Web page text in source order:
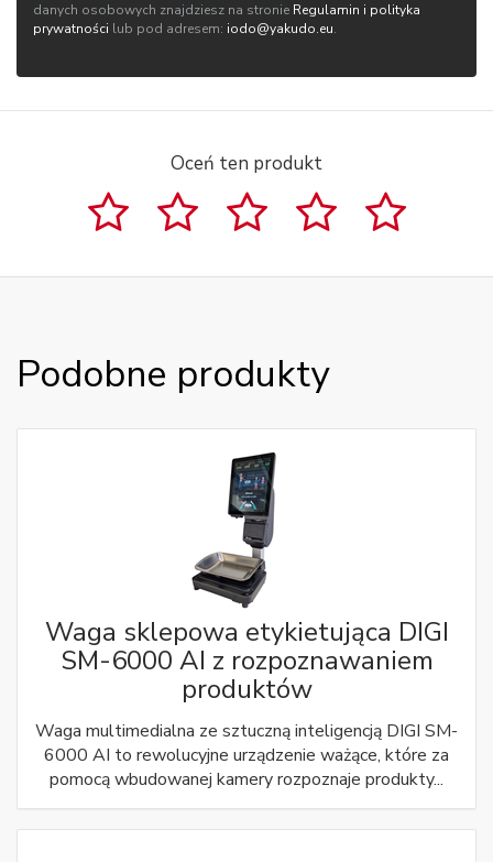
danych osobowych znajdziesz na stronie Regulamin i polityka
prywatności lub pod adresem: iodo@yakudo.eu.
Oceń ten produkt
Podobne produkty
Waga sklepowa etykietująca DIGI
SM-6000 AI z rozpoznawaniem
produktów
Waga multimedialna ze sztuczną inteligencją DIGI SM-
6000 AI to rewolucyjne urządzenie ważące, które za
pomocą wbudowanej kamery rozpoznaje produkty...